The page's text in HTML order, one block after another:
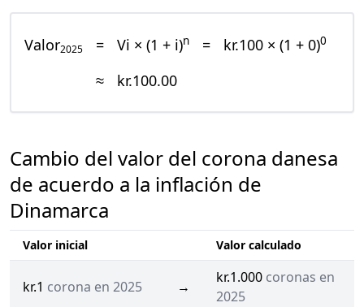
Valor2025 = Vi × (1 + i)n = kr.100 × (1 + 0)0
≈ kr.100.00
Cambio del valor del corona danesa
de acuerdo a la inflación de
Dinamarca
Valor inicial Valor calculado
kr.1 corona en 2025 →
kr.1.000 coronas en
2025